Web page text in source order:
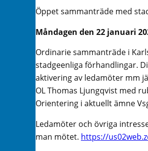
Öppet sammanträde med
Måndagen den 22 januari
Ordinarie sammanträde i
stadgeenliga förhandlingar.
aktivering av ledamöter mm
OL Thomas Ljungqvist med
Orientering i aktuellt ämne
Ledamöter och övriga
man mötet. https://